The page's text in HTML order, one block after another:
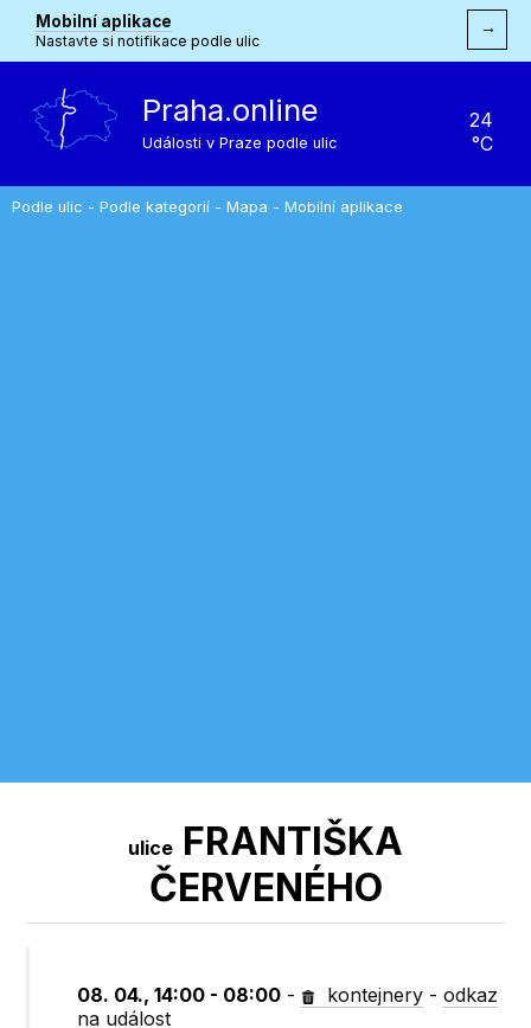
Mobilní aplikace
Nastavte si notifikace podle ulic
→
Praha.online
Události v Praze podle ulic
24
°C
Podle ulic - Podle kategorií - Mapa - Mobilní aplikace
ulice FRANTIŠKA
ČERVENÉHO
08. 04., 14:00 - 08:00 - kontejnery -odkaz
na událost